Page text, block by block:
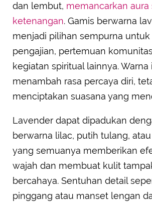
dan lembut, memancarkan aura
ketenangan. Gamis berwarna
menjadi pilihan sempurna untuk
pengajian, pertemuan
kegiatan spiritual lainnya.
menambah rasa percaya diri,
menciptakan suasana yang
Lavender dapat dipadukan
berwarna lilac, putih tulang,
yang semuanya memberikan
wajah dan membuat kulit
bercahaya. Sentuhan detail
pinggang atau manset lengan